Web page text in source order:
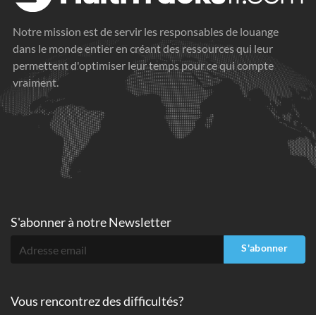
Notre mission est de servir les responsables de louange
dans le monde entier en créant des ressources qui leur
permettent d'optimiser leur temps pour ce qui compte
vraiment.
S'abonner à notre Newsletter
S'abonner
Vous rencontrez des difficultés?